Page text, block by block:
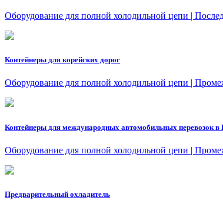
Оборудование для полной холодильной цепи |
Контейнеры для корейских дорог
Оборудование для полной холодильной цепи |
Контейнеры для международных автомобильных перевозок
Оборудование для полной холодильной цепи |
Предварительный охладитель